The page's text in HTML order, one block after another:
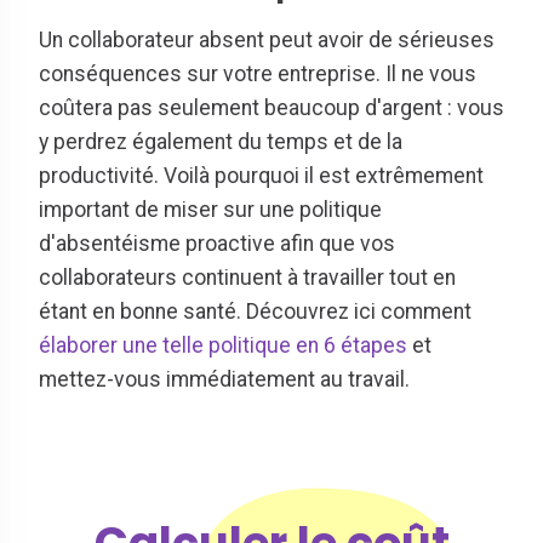
Un collaborateur absent peut avoir de sérieuses
conséquences sur votre entreprise. Il ne vous
coûtera pas seulement beaucoup d'argent : vous
y perdrez également du temps et de la
productivité. Voilà pourquoi il est extrêmement
important de miser sur une politique
d'absentéisme proactive afin que vos
collaborateurs continuent à travailler tout en
étant en bonne santé. Découvrez ici comment
élaborer une telle politique en 6 étapes et
mettez-vous immédiatement au travail.